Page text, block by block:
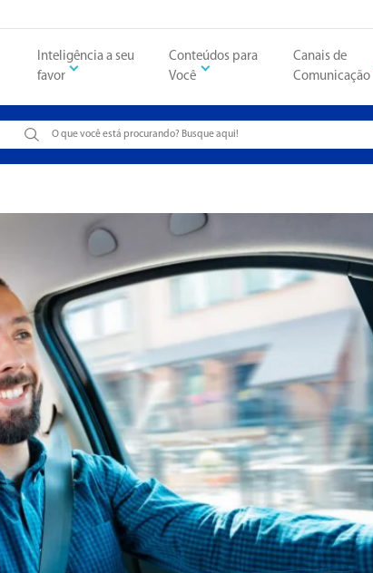
Inteligência a seu
favor
Conteúdos para
Você
Canais de
Comunicação